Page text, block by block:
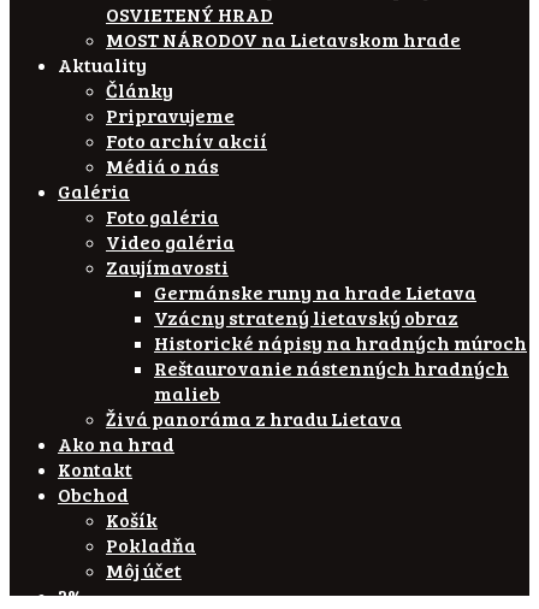
OSVIETENÝ HRAD
MOST NÁRODOV na Lietavskom hrade
Aktuality
Články
Pripravujeme
Foto archív akcií
Médiá o nás
Galéria
Foto galéria
Video galéria
Zaujímavosti
Germánske runy na hrade Lietava
Vzácny stratený lietavský obraz
Historické nápisy na hradných múroch
Reštaurovanie nástenných hradných
malieb
Živá panoráma z hradu Lietava
Ako na hrad
Kontakt
Obchod
Košík
Pokladňa
Môj účet
2%